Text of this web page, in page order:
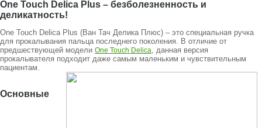
One Touch Delica Plus – безболезненность и
деликатность!
One Touch Delica Plus (Ван Тач Делика Плюс) – это специальная ручка
для прокалывания пальца последнего поколения. В отличие от
предшествующей модели One Touch Delica, данная версия
прокалывателя подходит даже самым маленьким и чувствительным
пациентам.
Основные